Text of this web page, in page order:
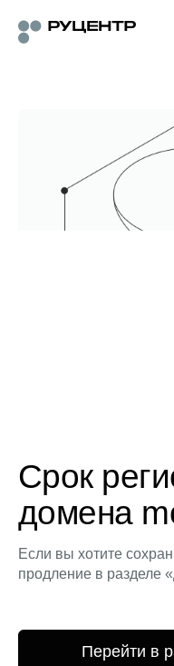
Срок
домена
Если вы хотите
продление в разделе
Перейти в